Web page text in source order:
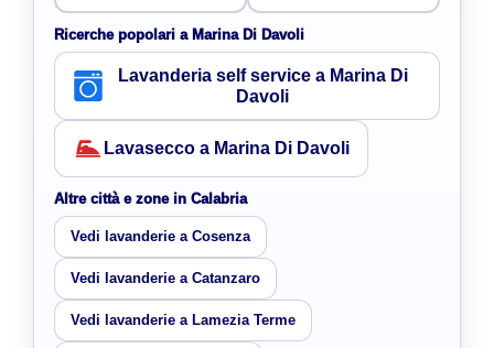
Ricerche popolari a Marina Di Davoli
Lavanderia self service a Marina Di
Davoli
Lavasecco a Marina Di Davoli
Altre città e zone in Calabria
Vedi lavanderie a Cosenza
Vedi lavanderie a Catanzaro
Vedi lavanderie a Lamezia Terme